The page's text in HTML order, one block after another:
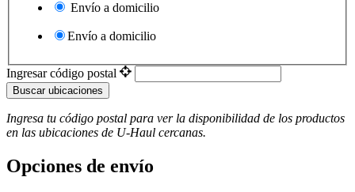
Envío a domicilio
Envío a domicilio
Ingresar código postal
Buscar ubicaciones
Ingresa tu código postal para ver la disponibilidad de los productos
en las ubicaciones de U-Haul ​​​​​​​ cercanas.
Opciones de envío